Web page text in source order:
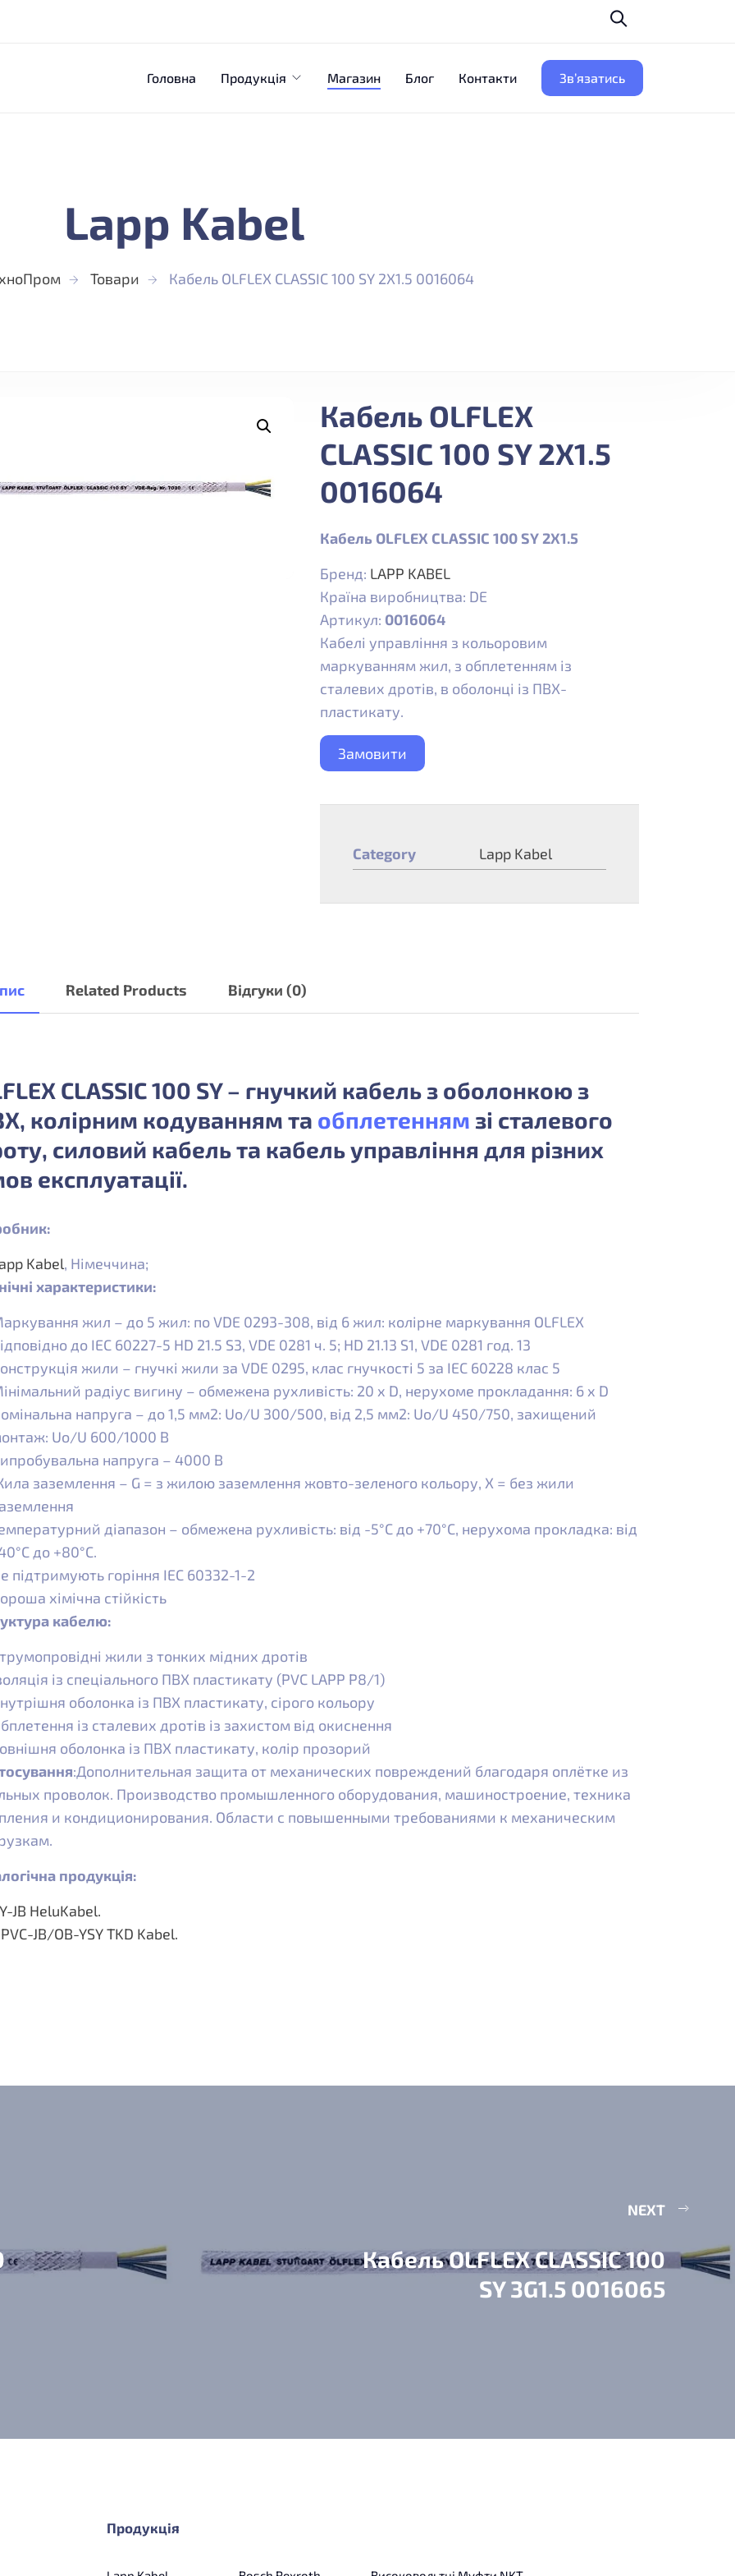
Головна Продукція Магазин Блог Контакти Зв’язатись
Lapp Kabel
Товари Кабель OLFLEX CLASSIC 100 SY 2X1.5 0016064
Кабель OLFLEX
CLASSIC 100 SY 2X1.5
0016064
Кабель OLFLEX CLASSIC 100 SY 2X1.5
Бренд: LAPP KABEL
Країна виробництва: DE
Артикул: 0016064
Кабелі управління з кольоровим
маркуванням жил, з обплетенням із
сталевих дротів, в оболонці із ПВХ-
пластикату.
Замовити
Category Lapp Kabel
Related Products Відгуки (0)
CLASSIC 100 SY – гнучкий кабель з оболонкою з
колірним кодуванням та обплетенням зі сталевого
силовий кабель та кабель управління для різних
експлуатації.
Kabel, Німеччина;
характеристики:
жил – до 5 жил: по VDE 0293-308, від 6 жил: колірне маркування OLFLEX
до IEC 60227-5 HD 21.5 S3, VDE 0281 ч. 5; HD 21.13 S1, VDE 0281 год. 13
жили – гнучкі жили за VDE 0295, клас гнучкості 5 за IEC 60228 клас 5
радіус вигину – обмежена рухливість: 20 х D, нерухоме прокладання: 6 х D
напруга – до 1,5 мм2: Uo/U 300/500, від 2,5 мм2: Uo/U 450/750, захищений
Uo/U 600/1000 В
напруга – 4000 В
заземлення – G = з жилою заземлення жовто-зеленого кольору, X = без жили
діапазон – обмежена рухливість: від -5°С до +70°С, нерухома прокладка: від
до +80°С.
підтримують горіння IEC 60332-1-2
хімічна стійкість
кабелю:
жили з тонких мідних дротів
із спеціального ПВХ пластикату (PVC LAPP P8/1)
оболонка із ПВХ пластикату, сірого кольору
із сталевих дротів із захистом від окиснення
оболонка із ПВХ пластикату, колір прозорий
:Дополнительная защита от механических повреждений благодаря оплётке из
проволок. Производство промышленного оборудования, машиностроение, техника
и кондиционирования. Области с повышенными требованиями к механическим
продукція:
JB HeluKabel.
JB/OB-YSY TKD Kabel.
NEXT
Кабель OLFLEX CLASSIC 100
SY 3G1.5 0016065
Продукція